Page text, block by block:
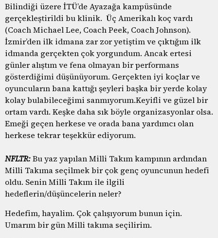
Bilindiği üzere İTÜ’de Ayazağa kampüsünde
gerçekleştirildi bu klinik. Üç Amerikalı koç vardı
(Coach Michael Lee, Coach Peek, Coach Johnson).
İzmir’den ilk idmana zar zor yetiştim ve çıktığım ilk
idmanda gerçekten çok yorgundum. Ancak ertesi
günler alıştım ve fena olmayan bir performans
gösterdiğimi düşünüyorum. Gerçekten iyi koçlar ve
oyuncuların bana kattığı şeyleri başka bir yerde kolay
kolay bulabileceğimi sanmıyorum.Keyifli ve güzel bir
ortam vardı. Keşke daha sık böyle organizasyonlar olsa.
Emeği geçen herkese ve orada bana yardımcı olan
herkese tekrar teşekkür ediyorum.
NFLTR:Bu yaz yapılan Milli Takım kampının ardından
Milli Takıma seçilmek bir çok genç oyuncunun hedefi
oldu. Senin Milli Takım ile ilgili
hedeflerin/düşüncelerin neler?
Hedefim, hayalim. Çok çalışıyorum bunun için.
Umarım bir gün Milli takıma seçilirim.